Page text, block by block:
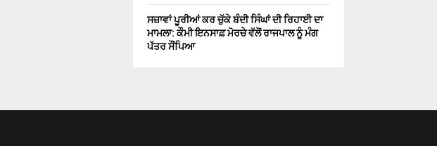
ਸਜ਼ਾਵਾਂ ਪੂਰੀਆਂ ਕਰ ਚੁੱਕੇ ਬੰਦੀ ਸਿੰਘਾਂ ਦੀ ਰਿਹਾਈ ਦਾ
ਮਾਮਲਾ: ਕੌਮੀ ਇਨਸਾਫ਼ ਮੋਰਚੇ ਵੱਲੋਂ ਰਾਜਪਾਲ ਨੂੰ ਮੰਗ
ਪੱਤਰ ਸੌਂਪਿਆ